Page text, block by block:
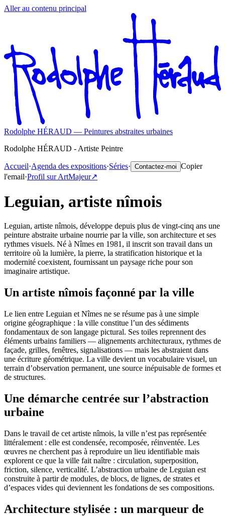
Aller au contenu principal
Rodolphe HÉRAUD — Peintures abstraites urbaines
Rodolphe HÉRAUD - Artiste Peintre
Accueil·Agenda des expositions·Séries· Contactez-moi Copier
l'email·Profil sur ArtMajeur↗️
Leguian, artiste nîmois
Leguian, artiste nîmois, développe depuis plus de vingt-cinq ans une
peinture abstraite urbaine nourrie par la ville, son architecture et ses
rythmes visuels. Né à Nîmes en 1981, il inscrit son travail dans un
territoire où la lumière, la pierre, la stratification historique et la
modernité coexistent, fournissant un paysage riche pour son
imaginaire artistique.
Un artiste nîmois façonné par la ville
Le lien entre Leguian et Nîmes ne se résume pas à une simple
origine géographique : la ville constitue l’un des sédiments
fondamentaux de son langage pictural. Ses toiles reprennent des
éléments urbains familiers — alignements architecturaux, rythmes de
façade, grilles, fenêtres, signalisations — mais les abstraient dans
une écriture géométrique. La ville devient un vocabulaire visuel, un
terrain d’observation permanent, une source inépuisable de formes et
de structures.
Une démarche centrée sur l’abstraction
urbaine
Dans le travail de cet artiste nîmois, la ville n’est pas représentée
littéralement : elle est condensée, recomposée, réinventée. Les
œuvres ne cherchent pas à reproduire un lieu identifiable mais
explorent ce que la ville fait naître : circulation, superposition,
friction, silence, verticalité. L’abstraction urbaine de Leguian est
construite à partir de modules, de blocs, de lignes, de strates et
d’espaces vides qui deviennent les fondations de ses compositions.
Architecture stylisée : un marqueur de